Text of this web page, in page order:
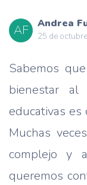
AF Andrea
25 de
Sabemos
bienestar al
educativas es
Muchas
complejo y
queremos